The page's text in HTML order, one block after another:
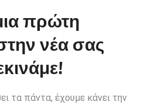
πρώτη
νέα σας
τα πάντα, έχουμε κάνει την